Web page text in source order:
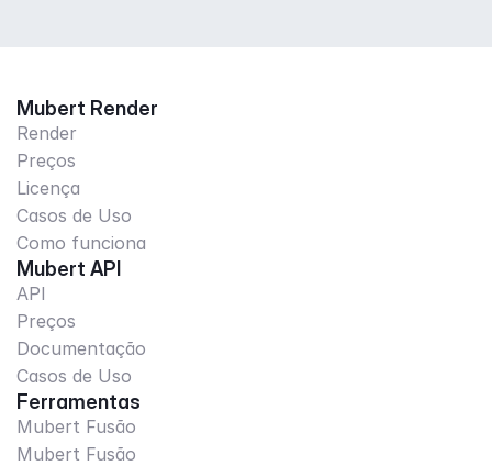
Mubert Render
Render
Preços
Licença
Casos de Uso
Como funciona
Mubert API
API
Preços
Documentação
Casos de Uso
Ferramentas
Mubert Fusão
Mubert Fusão